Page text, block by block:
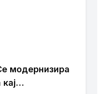
модернизира